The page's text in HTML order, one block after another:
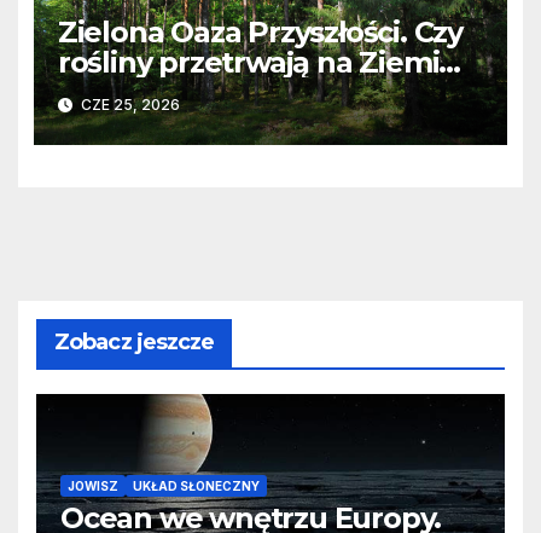
Zielona Oaza Przyszłości. Czy
rośliny przetrwają na Ziemi
kolejne 2 miliardy lat?
CZE 25, 2026
Zobacz jeszcze
JOWISZ UKŁAD SŁONECZNY
Ocean we wnętrzu Europy.